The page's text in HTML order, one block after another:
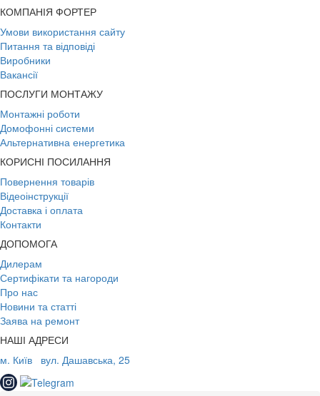
КОМПАНІЯ ФОРТЕР
Умови використання сайту
Питання та відповіді
Виробники
Вакансії
ПОСЛУГИ МОНТАЖУ
Монтажні роботи
Домофонні системи
Альтернативна енергетика
КОРИСНІ ПОСИЛАННЯ
Повернення товарів
Відеоінструкції
Доставка і оплата
Контакти
ДОПОМОГА
Дилерам
Сертифікати та нагороди
Про нас
Новини та статті
Заява на ремонт
НАШІ АДРЕСИ
м. Київ
вул. Дашавська, 25